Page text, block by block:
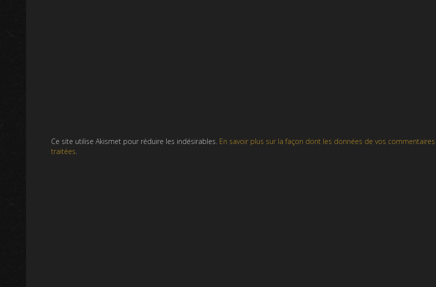
Ce site utilise Akismet pour réduire les indésirables. En savoir plus sur la façon dont les données de vos
traitées.